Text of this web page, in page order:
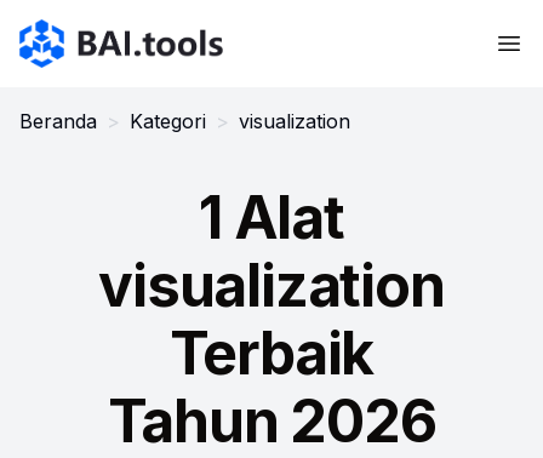
Bai.tools
Beranda > Kategori > visualization
1 Alat
visualization
Terbaik
Tahun 2026